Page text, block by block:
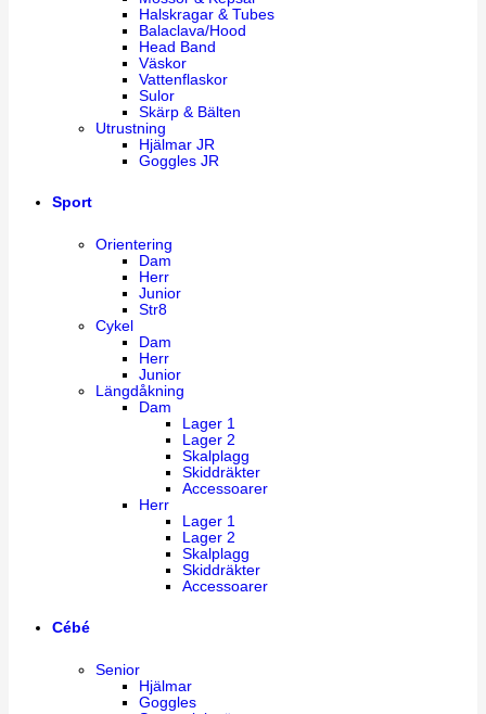
Halskragar & Tubes
Balaclava/Hood
Head Band
Väskor
Vattenflaskor
Sulor
Skärp & Bälten
Utrustning
Hjälmar JR
Goggles JR
Sport
Orientering
Dam
Herr
Junior
Str8
Cykel
Dam
Herr
Junior
Längdåkning
Dam
Lager 1
Lager 2
Skalplagg
Skiddräkter
Accessoarer
Herr
Lager 1
Lager 2
Skalplagg
Skiddräkter
Accessoarer
Cébé
Senior
Hjälmar
Goggles